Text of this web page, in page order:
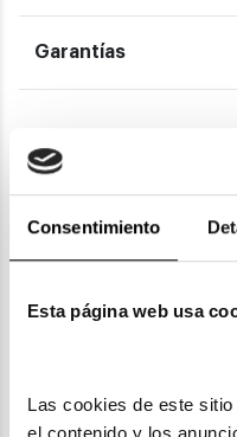
Consentimiento
Esta página web usa
Las cookies de este
Garantías
También te puede